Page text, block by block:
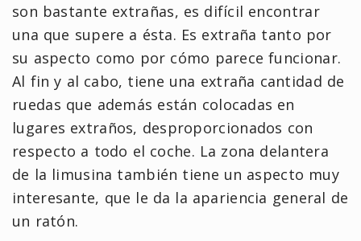
son bastante extrañas, es difícil encontrar
una que supere a ésta. Es extraña tanto por
su aspecto como por cómo parece funcionar.
Al fin y al cabo, tiene una extraña cantidad de
ruedas que además están colocadas en
lugares extraños, desproporcionados con
respecto a todo el coche. La zona delantera
de la limusina también tiene un aspecto muy
interesante, que le da la apariencia general de
un ratón.